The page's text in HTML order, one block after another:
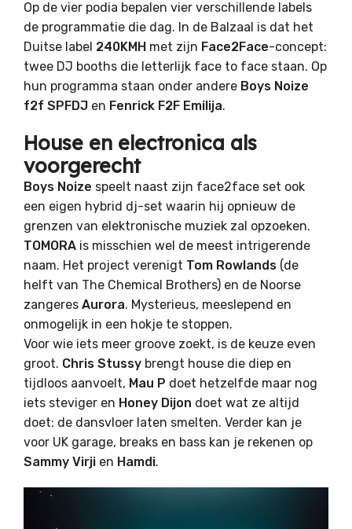
Op de vier podia bepalen vier verschillende labels
de programmatie die dag. In de Balzaal is dat het
Duitse label 240KMH met zijn Face2Face-concept:
twee DJ booths die letterlijk face to face staan. Op
hun programma staan onder andere Boys Noize
f2f SPFDJ en Fenrick F2F Emilija.
House en electronica als
voorgerecht
Boys Noize speelt naast zijn face2face set ook
een eigen hybrid dj-set waarin hij opnieuw de
grenzen van elektronische muziek zal opzoeken.
TOMORA is misschien wel de meest intrigerende
naam. Het project verenigt Tom Rowlands (de
helft van The Chemical Brothers) en de Noorse
zangeres Aurora. Mysterieus, meeslepend en
onmogelijk in een hokje te stoppen.
Voor wie iets meer groove zoekt, is de keuze even
groot. Chris Stussy brengt house die diep en
tijdloos aanvoelt, Mau P doet hetzelfde maar nog
iets steviger en Honey Dijon doet wat ze altijd
doet: de dansvloer laten smelten. Verder kan je
voor UK garage, breaks en bass kan je rekenen op
Sammy Virji en Hamdi.